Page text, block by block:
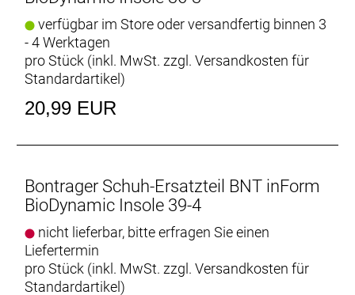
verfügbar im Store oder versandfertig binnen 3
- 4 Werktagen
pro Stück (inkl. MwSt. zzgl. Versandkosten für
Standardartikel)
20,99 EUR
Bontrager Schuh-Ersatzteil BNT inForm
BioDynamic Insole 39-4
nicht lieferbar, bitte erfragen Sie einen
Liefertermin
pro Stück (inkl. MwSt. zzgl. Versandkosten für
Standardartikel)